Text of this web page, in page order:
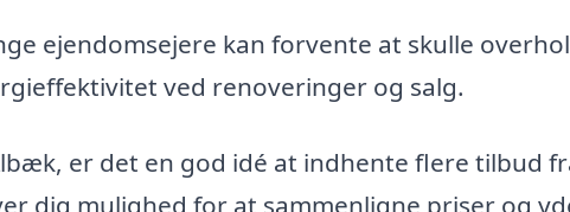
ejendomsejere kan forvente at skulle
ved renoveringer og salg.
er det en god idé at indhente flere tilbud
dig mulighed for at sammenligne priser og